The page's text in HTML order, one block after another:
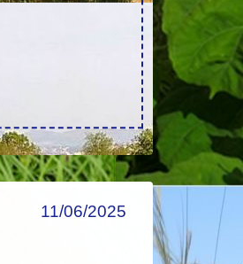
11/06/2025